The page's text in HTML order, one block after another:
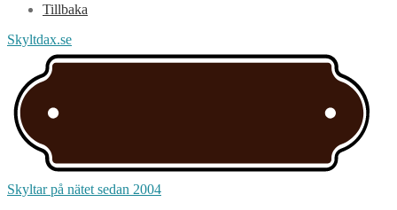
Tillbaka
Skyltdax.se
Skyltar på nätet sedan 2004